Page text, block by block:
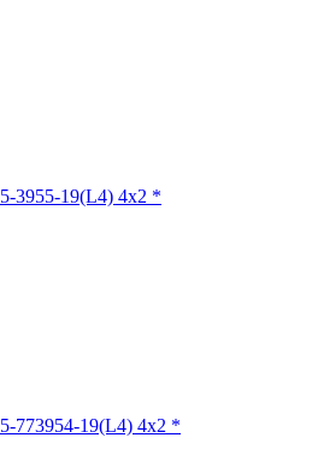
3955-19(L4) 4x2 *
773954-19(L4) 4x2 *